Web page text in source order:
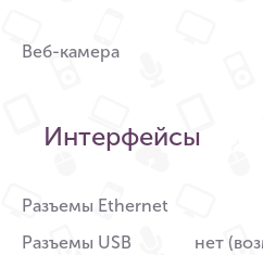
Веб-камера
Интерфейсы
Разъемы Ethernet
Разъемы USB
нет